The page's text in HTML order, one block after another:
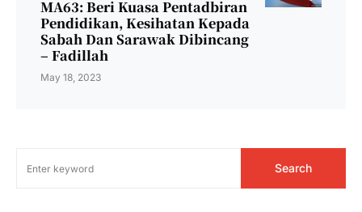
MA63: Beri Kuasa Pentadbiran
Pendidikan, Kesihatan Kepada
Sabah Dan Sarawak Dibincang
– Fadillah
May 18, 2023
Search